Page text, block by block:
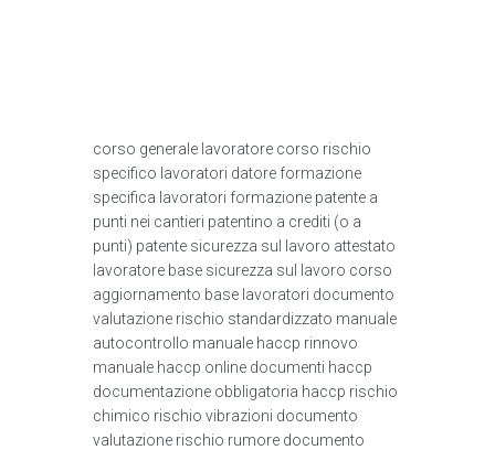
corso generale lavoratore corso rischio
specifico lavoratori datore formazione
specifica lavoratori formazione patente a
punti nei cantieri patentino a crediti (o a
punti) patente sicurezza sul lavoro attestato
lavoratore base sicurezza sul lavoro corso
aggiornamento base lavoratori documento
valutazione rischio standardizzato manuale
autocontrollo manuale haccp rinnovo
manuale haccp online documenti haccp
documentazione obbligatoria haccp rischio
chimico rischio vibrazioni documento
valutazione rischio rumore documento